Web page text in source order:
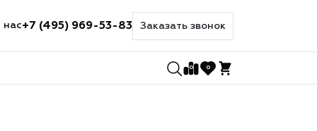
нас+7 (495) 969-53-83 Заказать звонок
0 0